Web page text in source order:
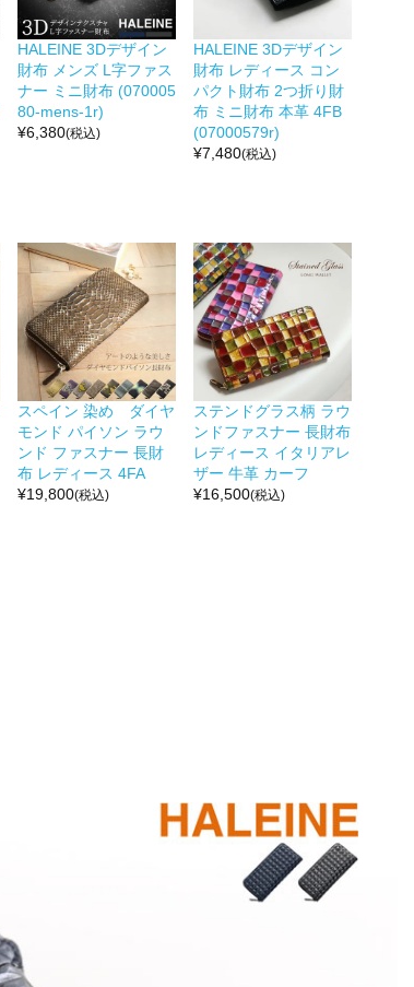
HALEINE 3Dデザイン
財布 メンズ L字ファス
ナー ミニ財布 (070005
80-mens-1r)
¥6,380(税込)
HALEINE 3Dデザイン
財布 レディース コン
パクト財布 2つ折り財
布 ミニ財布 本革 4FB
(07000579r)
¥7,480(税込)
スペイン 染め ダイヤ
モンド パイソン ラウ
ンド ファスナー 長財
布 レディース 4FA
¥19,800(税込)
ステンドグラス柄 ラウ
ンドファスナー 長財布
レディース イタリアレ
ザー 牛革 カーフ
¥16,500(税込)